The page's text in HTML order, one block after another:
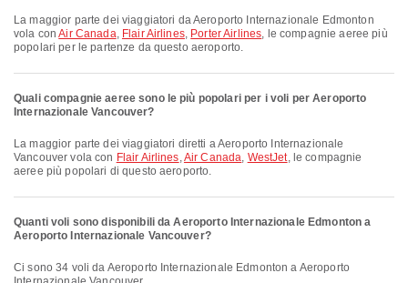
La maggior parte dei viaggiatori da Aeroporto Internazionale Edmonton
vola conAir Canada, Flair Airlines, Porter Airlines, le compagnie aeree più
popolari per le partenze da questo aeroporto.
Quali compagnie aeree sono le più popolari per i voli per Aeroporto
Internazionale Vancouver?
La maggior parte dei viaggiatori diretti a Aeroporto Internazionale
Vancouver vola con Flair Airlines,Air Canada, WestJet, le compagnie
aeree più popolari di questo aeroporto.
Quanti voli sono disponibili da Aeroporto Internazionale Edmonton a
Aeroporto Internazionale Vancouver?
Ci sono 34 voli da Aeroporto Internazionale Edmonton a Aeroporto